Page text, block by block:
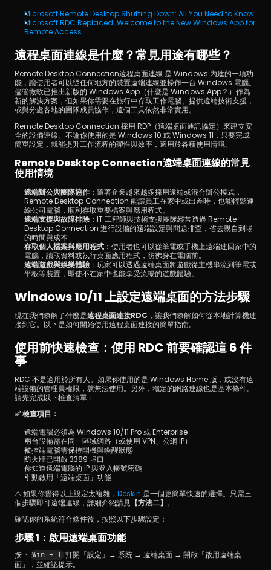
Microsoft Remote Desktop Shutting Down: All You Need to Know
Microsoft RDC Replaced: Welcome to the New Windows App for
Remote Access
遠程桌面連線是什麼？常見用途有哪些？
Remote Desktop Connection遠程桌面連線 是 Windows 內建的一項功
能，讓使用者可以從任何地方的裝置遠端連線並操作一台 Windows 電腦。
儘管微軟已推出新版的 Windows App（什麼是 Windows App？）作為
新的解決方案，但如果你需要在旅行中存取工作電腦、提供遠端技術支援，
或與分處各地的團隊成員協作，這個工具依然非常實用。
Remote Desktop Connection 採用 RDP（遠端桌面通訊協定）來建立安
全的設備連線。不論你使用的是 Windows 10 或 Windows 11，只要完成
簡單設定，就能提升工作流程的彈性與效率，適用於各種使用情境。
Remote Desktop Connection遠端桌面連線的常見
使用情境
遠端辦公與團隊協作 ：隨著企業越來越多採用遠端或混合辦公模式，
Remote Desktop Connection 能讓員工在家中或出差時，也能輕鬆連
線公司電腦，順利存取重要檔案與應用程式。
遠端支援與故障排除 ：IT 工程師與技術支援團隊經常透過 Remote
Desktop Connection 進行設備的遠端設定與問題排查，省去親自到場
的時間與成本
存取個人檔案與應用程式 ：使用者也可以從筆電或手機上遠端連回家中的
電腦，讀取資料或執行桌面應用程式，彷彿身在電腦前。
遠端遊戲與娛樂體驗 ：玩家可以透過遠端桌面將遊戲從主機串流到筆電或
平板等裝置，即使不在家中也能享受流暢的遊戲體驗。
Windows 10/11 上設定遠端桌面的方法步驟
現在我們瞭解了什麼是遠程桌面連接RDC ，讓我們瞭解如何從本地計算機連
接到它。以下是如何開始使用遠程桌面連接的簡單指南。
使用前快速檢查：使用 RDC 前要確認這 6 件
事
RDC 不是適用於所有人。如果你使用的是 Windows Home 版，或沒有遠
端設備的管理員權限，就無法使用。另外，穩定的網路連線也是基本條件。
請先完成以下檢查清單：
✅ 檢查項目：
遠端電腦必須為 Windows 10/11 Pro 或 Enterprise
兩台設備需在同一區域網路（或使用 VPN、公網 IP）
被控端電腦需保持開機與喚醒狀態
防火牆已開啟 3389 埠口
你知道遠端電腦的 IP 與登入帳號密碼
手動啟用「遠端桌面」功能
⚠️ 如果你覺得以上設定太複雜， DeskIn 是一個更簡單快速的選擇。只需三
個步驟即可遠端連線，詳細介紹請見 【方法二】 。
確認你的系統符合條件後，按照以下步驟設定：
步驟 1：啟用遠端桌面功能
按下 Win + I 打開「設定」→ 系統 → 遠端桌面 → 開啟「啟用遠端桌
面」，並確認提示。